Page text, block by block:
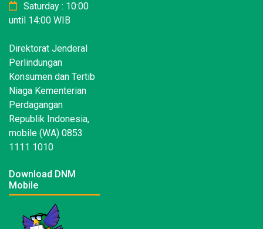
Saturday : 10:00
until 14:00 WIB
Direktorat Jenderal
Perlindungan
Konsumen dan Tertib
Niaga Kementerian
Perdagangan
Republik Indonesia,
mobile (WA) 0853
1111 1010
Download DNM
Mobile